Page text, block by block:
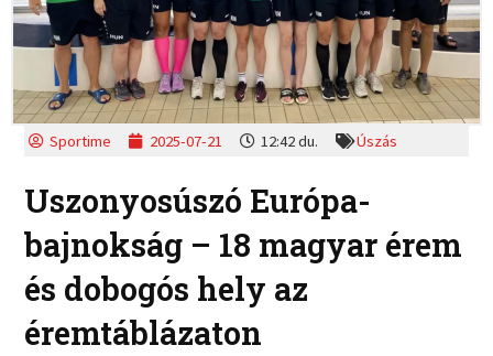
Sportime 2025-07-21 12:42 du. Úszás
Uszonyosúszó Európa-
bajnokság – 18 magyar érem
és dobogós hely az
éremtáblázaton